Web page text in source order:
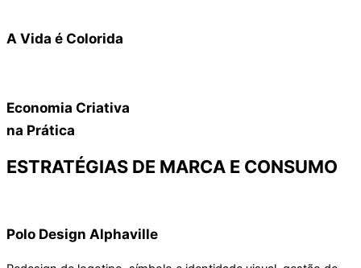
A Vida é Colorida
Economia Criativa
na Prática
ESTRATÉGIAS DE MARCA E CONSUMO
Polo Design Alphaville